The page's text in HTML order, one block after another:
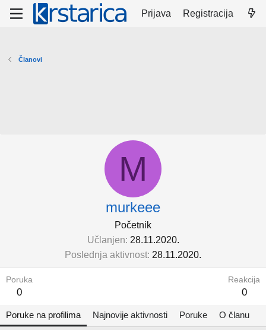
Prijava Registracija
Članovi
M
murkeee
Početnik
Učlanjen 28.11.2020.
Poslednja aktivnost 28.11.2020.
Poruka
0
Reakcija
0
Poruke na profilima Najnovije aktivnosti Poruke O članu